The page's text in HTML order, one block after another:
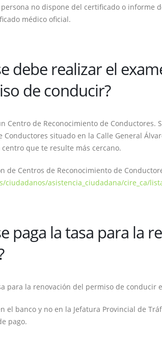
no dispone del certificado o informe
médico oficial.
debe realizar el
de conducir?
Centro de Reconocimiento de Conductores.
Conductores situado en la Calle General
que te resulte más cercano.
de Centros de Reconocimiento de
ciudadanos/asistencia_ciudadana/cire_ca/
paga la tasa para la
para la renovación del permiso de conducir
el banco y no en la Jefatura Provincial de
pago.